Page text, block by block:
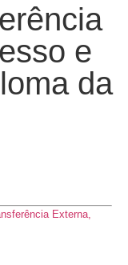
e
da
Externa,